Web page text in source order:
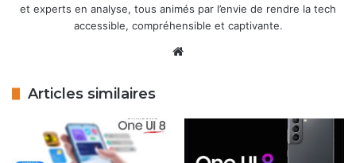
Samsung Galaxy Z Fold 8 : Les
précommandes battent tous les
prochain Galaxy Unpacked fuite sur le
web
et experts en analyse, tous animés par l’envie de rendre la tech
accessible, compréhensible et captivante.
Articles similaires